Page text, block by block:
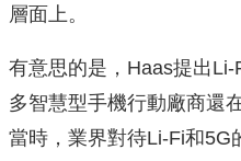
層面上。
有意思的是，Haas提出
多智慧型手機行動廠商還
當時，業界對待Li-Fi和5G